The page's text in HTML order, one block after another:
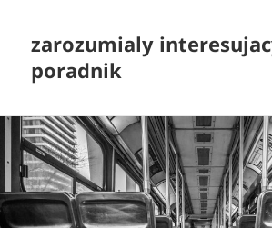
zarozumialy
poradnik